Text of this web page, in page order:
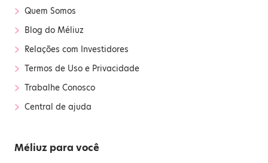
› Quem Somos
› Blog do Méliuz
› Relações com Investidores
› Termos de Uso e Privacidade
› Trabalhe Conosco
› Central de ajuda
Méliuz para você